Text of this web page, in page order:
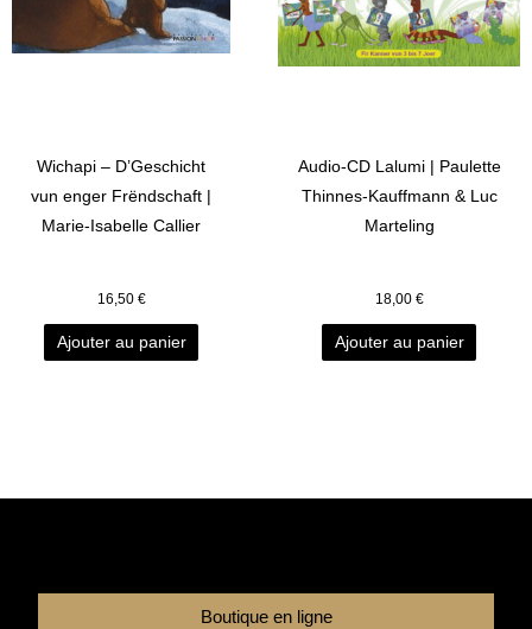
Wichapi – D’Geschicht
vun enger Frëndschaft |
Marie-Isabelle Callier
16,50 €
Ajouter au panier
Audio-CD Lalumi | Paulette
Thinnes-Kauffmann & Luc
Marteling
18,00 €
Ajouter au panier
Boutique en ligne